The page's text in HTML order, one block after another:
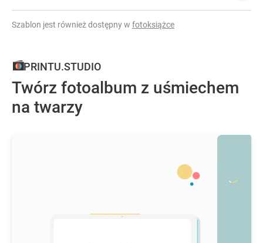
Szablon jest również dostępny w fotoksiążce
PRINTU.STUDIO
Twórz fotoalbum z uśmiechem
na twarzy